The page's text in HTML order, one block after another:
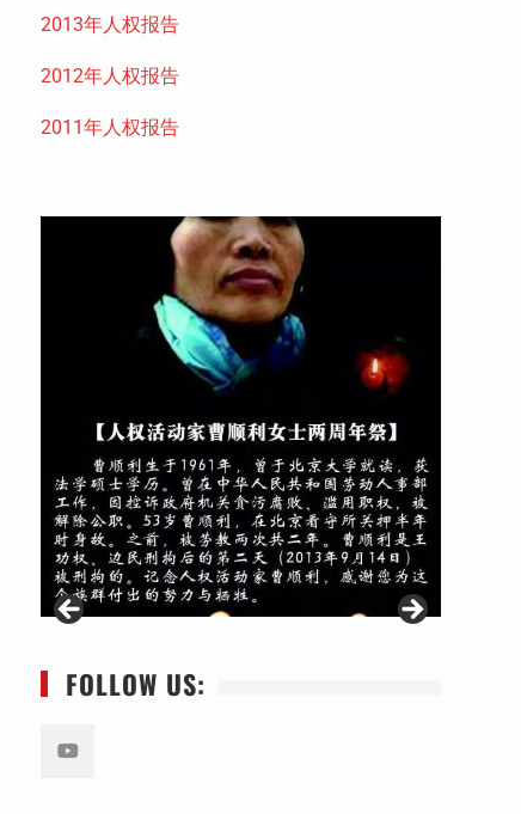
2013年人权报告
2012年人权报告
2011年人权报告
FOLLOW US: